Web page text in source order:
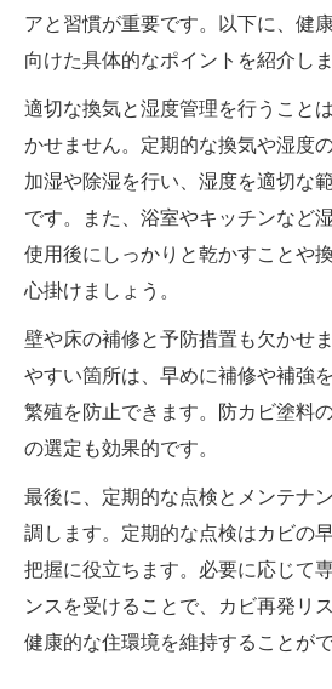
アと習慣が重要です。以下に、健
向けた具体的なポイントを紹介しま
適切な換気と湿度管理を行うこと
かせません。定期的な換気や湿度
加湿や除湿を行い、湿度を適切な
です。また、浴室やキッチンなど
使用後にしっかりと乾かすことや
心掛けましょう。
壁や床の補修と予防措置も欠かせ
やすい箇所は、早めに補修や補強
繁殖を防止できます。防カビ塗料
の選定も効果的です。
最後に、定期的な点検とメンテナ
調します。定期的な点検はカビの
把握に役立ちます。必要に応じて
ンスを受けることで、カビ再発リ
健康的な住環境を維持することがで